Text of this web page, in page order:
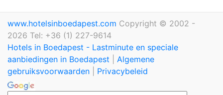
www.hotelsinboedapest.com Copyright © 2002 -
2026 Tel: +36 (1) 227-9614
Hotels in Boedapest - Lastminute en speciale
aanbiedingen in Boedapest
Algemene
gebruiksvoorwaarden
Privacybeleid